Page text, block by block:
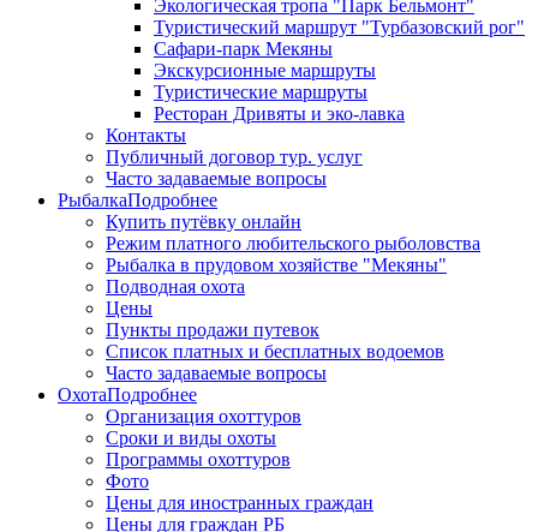
Экологическая тропа "Парк Бельмонт"
Туристический маршрут "Турбазовский рог"
Сафари-парк Мекяны
Экскурсионные маршруты
Туристические маршруты
Ресторан Дривяты и эко-лавка
Контакты
Публичный договор тур. услуг
Часто задаваемые вопросы
РыбалкаПодробнее
Купить путёвку онлайн
Режим платного любительского рыболовства
Рыбалка в прудовом хозяйстве "Мекяны"
Подводная охота
Цены
Пункты продажи путевок
Список платных и бесплатных водоемов
Часто задаваемые вопросы
ОхотаПодробнее
Организация охоттуров
Сроки и виды охоты
Программы охоттуров
Фото
Цены для иностранных граждан
Цены для граждан РБ